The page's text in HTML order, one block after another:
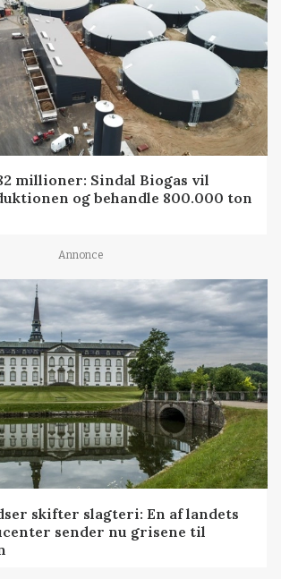
millioner: Sindal Biogas vil
og behandle 800.000 ton
Annonce
skifter slagteri: En af landets
sender nu grisene til